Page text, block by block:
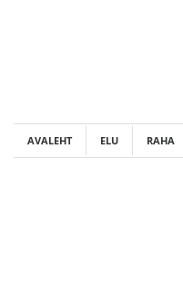
AVALEHT ELU RAHA